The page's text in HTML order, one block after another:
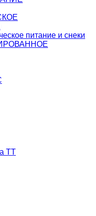
питание и снеки
ТТ